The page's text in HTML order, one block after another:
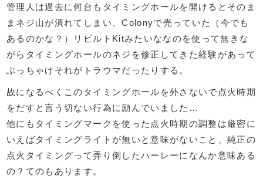
管理人は過去に何台もタイミングホールを開けるとそのま
まネジ山が潰れてしまい、Colonyで売っていた（今でも
あるのかな？）リビルトKitみたいななのを使って無きな
がらタイミングホールのネジを修正してきた経験があって
ぶっちゃけそれがトラウマだったりする。
故になるべくこのタイミングホールを外さないで点火時期
をだすと言う切ない行為に励んでいました…
他にもタイミングマークを使った点火時期の調整は厳密に
いえばタイミングライトが無いと意味がないこと、純正の
点火タイミングって弄り倒したハーレーになんか意味ある
の？てのもあります。